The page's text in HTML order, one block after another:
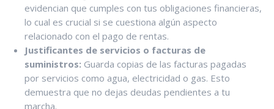
evidencian que cumples con tus obligaciones financieras,
lo cual es crucial si se cuestiona algún aspecto
relacionado con el pago de rentas.
Justificantes de servicios o facturas de
suministros: Guarda copias de las facturas pagadas
por servicios como agua, electricidad o gas. Esto
demuestra que no dejas deudas pendientes a tu
marcha.